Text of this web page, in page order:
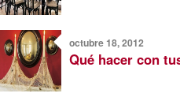
octubre 18, 2012
Qué hacer con